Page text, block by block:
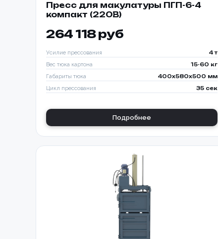
Пресс для макулатуры ПГП-6-4
компакт (220В)
264 118 руб
Усилие прессования 4 т
Вес тюка картона 15-60 кг
Габариты тюка 400x580x500 мм
Цикл прессования 35 сек
Подробнее